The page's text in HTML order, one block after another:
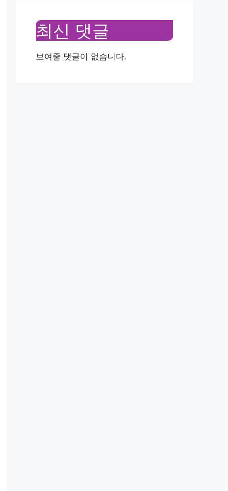
최신 댓글
보여줄 댓글이 없습니다.